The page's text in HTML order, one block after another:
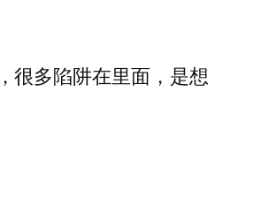
很多陷阱在里面，是想